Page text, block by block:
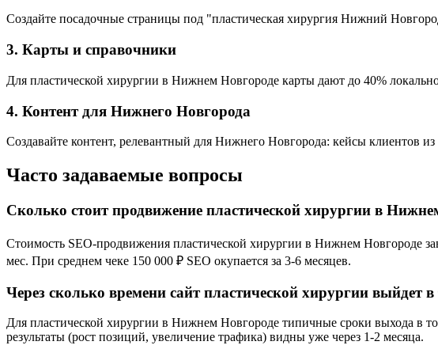
Создайте посадочные страницы под "пластическая хирургия Нижний
3. Карты и справочники
Для пластической хирургии в Нижнем Новгороде карты дают до 40%
4. Контент для Нижнего Новгорода
Создавайте контент, релевантный для Нижнего Новгорода: кейсы клиентов
Часто задаваемые вопросы
Сколько стоит продвижение пластической хирургии в
Стоимость SEO-продвижения пластической хирургии в Нижнем Новгороде
мес. При среднем чеке 150 000 ₽ SEO окупается за 3-6 месяцев.
Через сколько времени сайт пластической хирургии выйдет
Для пластической хирургии в Нижнем Новгороде типичные сроки выхода в
результаты (рост позиций, увеличение трафика) видны уже через 1-2 месяца.